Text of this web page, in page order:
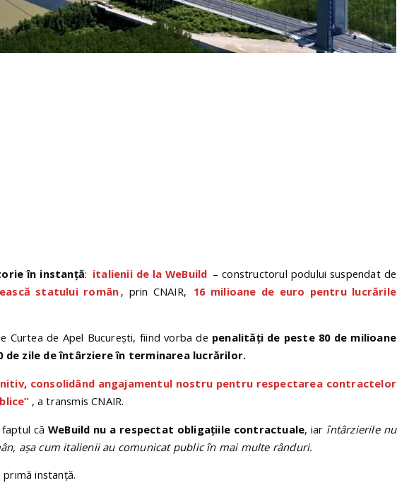
în instanță: italienii de la WeBuild – constructorul podului suspendat de
statului român, prin CNAIR, 16 milioane de euro pentru lucrările
Curtea de Apel București, fiind vorba de penalităţi de peste 80 de milioane
de zile de întârziere în terminarea lucrărilor.
consolidând angajamentul nostru pentru respectarea contractelor
, a transmis CNAIR.
că WeBuild nu a respectat obligațiile contractuale, iar întârzierile nu
așa cum italienii au comunicat public în mai multe rânduri.
primă instanță.